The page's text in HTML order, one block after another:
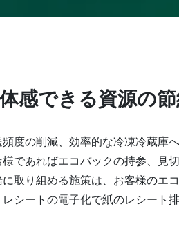
感できる資源の
度の削減、効率的な冷凍冷蔵庫
であればエコバックの持参、見
取り組める施策は、お客様のエ
シートの電子化で紙のレシート